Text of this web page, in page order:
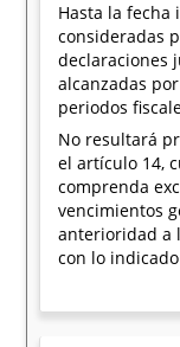
Hasta la
consideradas
declaraciones
alcanzadas
periodos
No resultará
el artículo 14,
comprenda
vencimientos
anterioridad a
con lo